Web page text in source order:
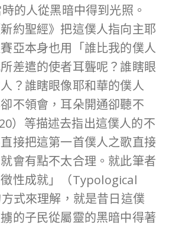
的人從黑暗中得到光照。
約聖經》把這僕人指向主耶
亞本身也用「誰比我的僕人
差遣的使者耳聾呢？誰瞎眼
？誰瞎眼像耶和華的僕人
不領會，耳朵開通卻聽不
）等描述去指出這僕人的不
接把這第一首僕人之歌直接
會有點不太合理。就此筆者
性成就」（Typological
式來理解，就是昔日這僕
的子民從屬靈的黑暗中得著